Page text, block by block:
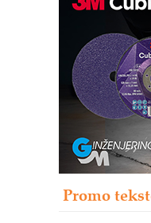
Promo
IB
poverenja u
RMQ-TITAN
– Pametna
upravljanje
Sigurnije
solarnim
Pranje
modernog i
mrežnog